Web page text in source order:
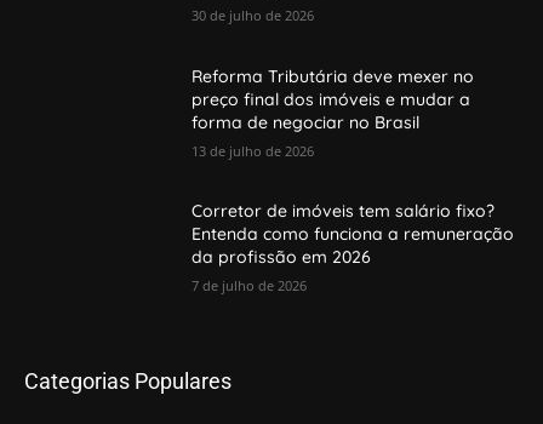
30 de julho de 2026
Reforma Tributária deve mexer no
preço final dos imóveis e mudar a
forma de negociar no Brasil
13 de julho de 2026
Corretor de imóveis tem salário fixo?
Entenda como funciona a remuneração
da profissão em 2026
7 de julho de 2026
Categorias Populares